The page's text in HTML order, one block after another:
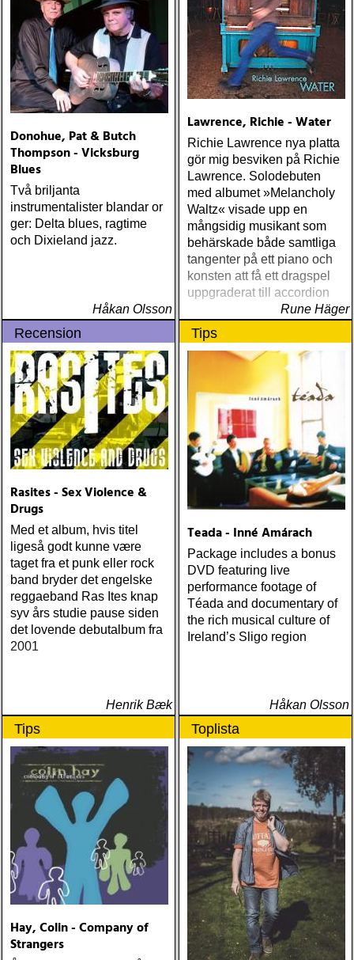
Donohue, Pat & Butch
Thompson - Vicksburg
Blues
Två briljanta
instrumentalister blandar or
ger: Delta blues, ragtime
och Dixieland jazz.
Håkan Olsson
Lawrence, Richie - Water
Richie Lawrence nya platta
gör mig besviken på Richie
Lawrence. Solodebuten
med albumet »Melancholy
Waltz« visade upp en
mångsidig musikant som
behärskade både samtliga
tangenter på ett piano och
konsten att få ett dragspel
uppgraderat till accordion
Rune Häger
Recension
Rasites - Sex Violence &
Drugs
Med et album, hvis titel
ligeså godt kunne være
taget fra et punk eller rock
band bryder det engelske
reggaeband Ras Ites knap
syv års studie pause siden
det lovende debutalbum fra
2001
Henrik Bæk
Tips
Teada - Inné Amárach
Package includes a bonus
DVD featuring live
performance footage of
Téada and documentary of
the rich musical culture of
Ireland’s Sligo region
Håkan Olsson
Tips
Hay, Colin - Company of
Strangers
Toplista